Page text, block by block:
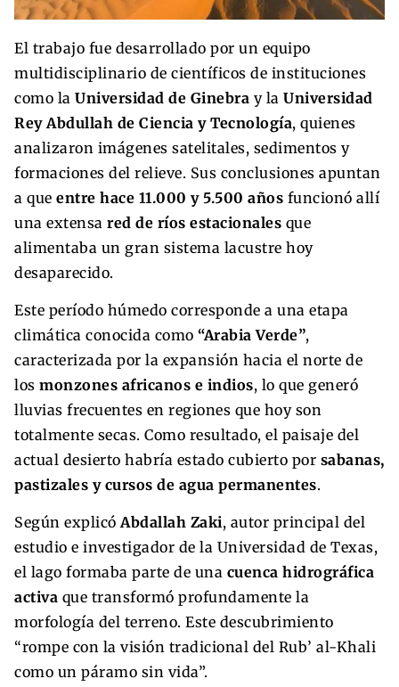
El trabajo fue desarrollado por un equipo
multidisciplinario de científicos de instituciones
como la Universidad de Ginebra y la Universidad
Rey Abdullah de Ciencia y Tecnología, quienes
analizaron imágenes satelitales, sedimentos y
formaciones del relieve. Sus conclusiones apuntan
a que entre hace 11.000 y 5.500 años funcionó allí
una extensa red de ríos estacionales que
alimentaba un gran sistema lacustre hoy
desaparecido.
Este período húmedo corresponde a una etapa
climática conocida como “Arabia Verde”,
caracterizada por la expansión hacia el norte de
los monzones africanos e indios, lo que generó
lluvias frecuentes en regiones que hoy son
totalmente secas. Como resultado, el paisaje del
actual desierto habría estado cubierto por sabanas,
pastizales y cursos de agua permanentes.
Según explicóAbdallah Zaki, autor principal del
estudio e investigador de la Universidad de Texas,
el lago formaba parte de una cuenca hidrográfica
activa que transformó profundamente la
morfología del terreno. Este descubrimiento
“rompe con la visión tradicional del Rub’ al-Khali
como un páramo sin vida”.